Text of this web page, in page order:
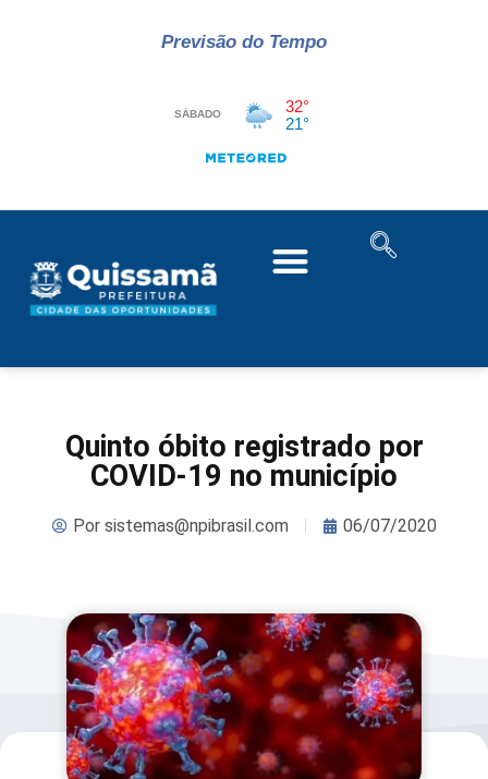
Previsão do Tempo
Quinto óbito registrado por
COVID-19 no município
Porsistemas@npibrasil.com 06/07/2020